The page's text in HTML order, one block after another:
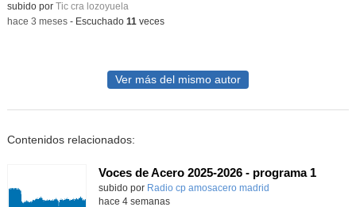
Contenido educativo.
subido por Tic cra lozoyuela
-hace 3 meses- Escuchado 11veces
Ver más del mismo autor
Contenidos relacionados:
Voces de Acero 2025-2026 - programa 1
Contenido educativo.
subido por Radio cp amosacero madrid
hace 4 semanas